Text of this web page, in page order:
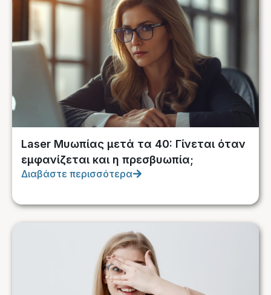
Laser Μυωπίας μετά τα 40: Γίνεται όταν
εμφανίζεται και η πρεσβυωπία;
Διαβάστε περισσότερα